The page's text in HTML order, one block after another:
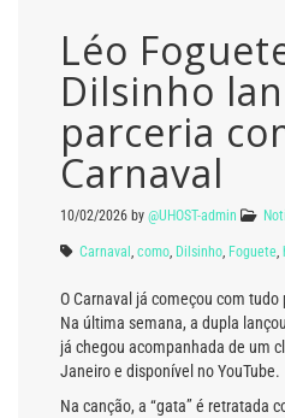
Léo
Dilsinho
parceria
Carnaval
10/02/2026 by @UHOST-admin
Carnaval como Dilsinho Foguete
O Carnaval já começou com
Na última semana, a dupla
já chegou acompanhada de um
Janeiro e disponível no YouTube.
Na canção, a “gata” é retratada